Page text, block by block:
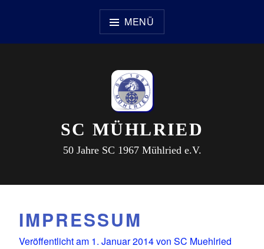
MENÜ
SC MÜHLRIED
50 Jahre SC 1967 Mühlried e.V.
IMPRESSUM
Veröffentlicht am 1. Januar 2014von SC Muehlried